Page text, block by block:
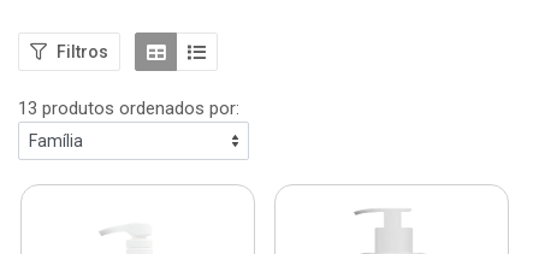
Filtros
13 produtos ordenados por: